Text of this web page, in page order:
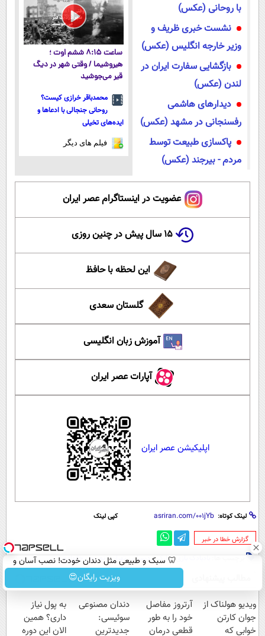
با روحانی (عکس)
نشست خبری ظریف و
وزیر خارجه انگلیس (عکس)
بازگشایی سفارت ایران در
لندن (عکس)
دیدارهای هاشمی
رفسنجانی در مشهد (عکس)
پاکسازی طبیعت توسط
مردم - بیرجند (عکس)
ساعت ۸:۱۵ ششم اوت ؛
هیروشیما / وقتی شهر در دیگ
قیر می‌جوشید
محمدباقر خرازی کیست؟
روحانی جنجالی با ادعاها و
ایده‌های تخیلی
فیلم های دیگر
عضویت در اینستاگرام عصر ایران
۱۵ سال پیش در چنین روزی
این لحظه با حافظ
گلستان سعدی
آموزش زبان انگلیسی
آپارات عصر ایران
اپلیکیشن عصر ایران
لینک کوتاه: کپی لینک
‌گزارش خطا در خبر
،پارک پردیسان،تهران، تفریح، خانواده
ویدیو هولناک از
جوان کارتن
خوابی که
آرتروز مفاصل
خود را به طور
قطعی درمان
دندان مصنوعی
سوئیسی:
جدیدترین
به پول نیاز
داری؟ همین
الان این دوره
🦷 سبک و طبیعی مثل دندان خودت! نصب آسان و
پرداخت اقساطی 💳 📍 تهران
ویزیت رایگان😍